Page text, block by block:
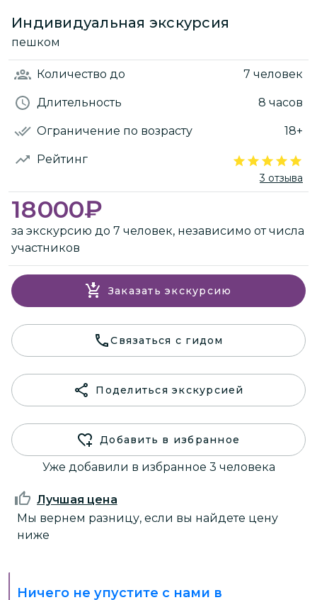
Индивидуальная экскурсия
пешком
Количество до 7 человек
Длительность 8 часов
Ограничение по возрасту 18+
Рейтинг
3 отзыва
18000₽
за экскурсию до 7 человек, независимо от числа
участников
Заказать экскурсию
Связаться с гидом
Поделиться экскурсией
Добавить в избранное
Уже добавили в избранное 3 человека
Лучшая цена
Мы вернем разницу, если вы найдете цену
ниже
Ничего не упустите с нами в